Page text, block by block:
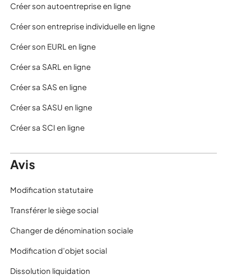
Créer son autoentreprise en ligne
Créer son entreprise individuelle en ligne
Créer son EURL en ligne
Créer sa SARL en ligne
Créer sa SAS en ligne
Créer sa SASU en ligne
Créer sa SCI en ligne
Avis
Modification statutaire
Transférer le siège social
Changer de dénomination sociale
Modification d’objet social
Dissolution liquidation